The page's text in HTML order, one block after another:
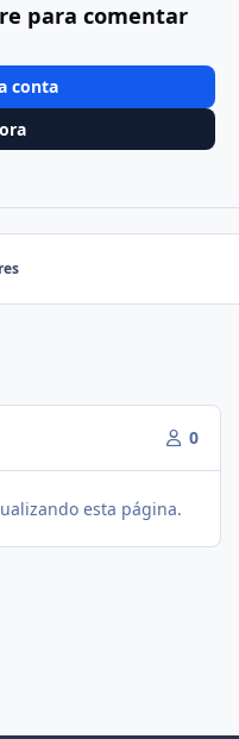
para comentar
conta
0
esta página.